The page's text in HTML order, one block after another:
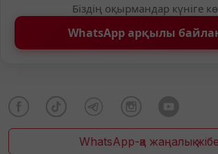
Біздің оқырмандар күніге
WhatsApp арқылы
WhatsApp-қа жаңалық